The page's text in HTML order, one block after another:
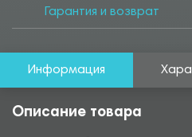
Гарантия и возврат
Информация
Описание товара